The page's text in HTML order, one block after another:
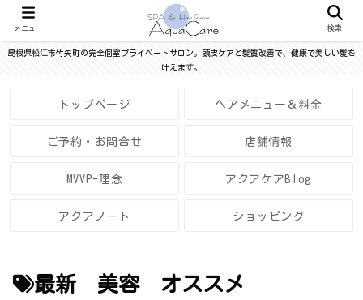
島根県松江市竹矢町の完全個室プライベートサロン。頭皮ケアと髪質改善で、健康で美しい髪を
叶えます。
トップページ ヘアメニュー＆料金
ご予約・お問合せ 店舗情報
MVVP-理念 アクアケアBlog
アクアノート ショッピング
最新 美容 オススメ
メニュー 検索